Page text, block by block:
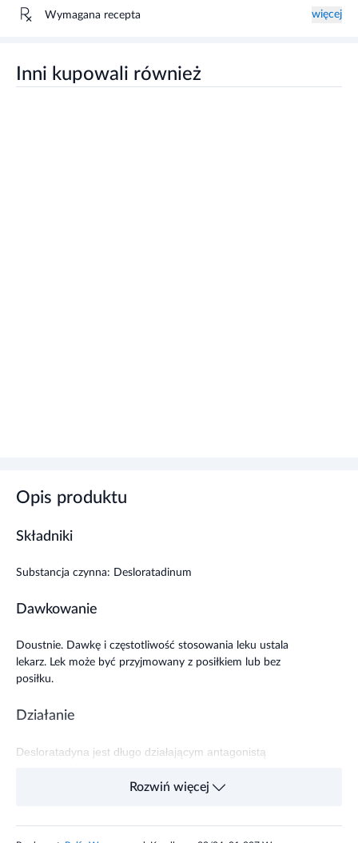
Wymagana recepta więcej
Inni kupowali również
Opis produktu
Składniki
Substancja czynna: Desloratadinum
Dawkowanie
Doustnie. Dawkę i częstotliwość stosowania leku ustala
lekarz. Lek może być przyjmowany z posiłkiem lub bez
posiłku.
Działanie
Desloratadyna jest długo działającym antagonistą
śluzowej nosa lek ten skutecznie łagodzi takie objawy, jak:
pacjentów z pokrzywką zmniejsza liczbę i rozmiar zmian
Rozwiń więcej